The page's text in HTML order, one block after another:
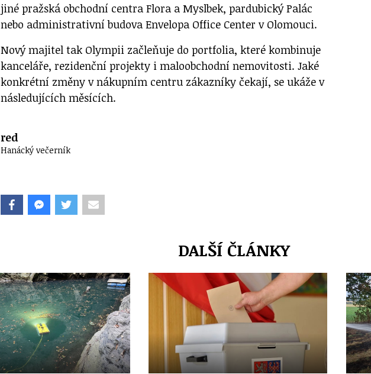
jiné pražská obchodní centra Flora a Myslbek, pardubický Palác
nebo administrativní budova Envelopa Office Center v Olomouci.
Nový majitel tak Olympii začleňuje do portfolia, které kombinuje
kanceláře, rezidenční projekty i maloobchodní nemovitosti. Jaké
konkrétní změny v nákupním centru zákazníky čekají, se ukáže v
následujících měsících.
red
Hanácký večerník
DALŠÍ ČLÁNKY